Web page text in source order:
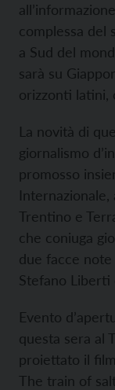
complessa del
a Sud del
sarà su
orizzonti latini,
La novità di
giornalismo
promosso
Trentino e
che coniuga
due facce
Stefano Liberti
Evento
questa sera al
proiettato il
The train of